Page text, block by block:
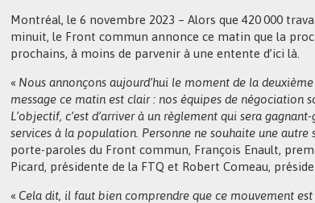
Montréal, le 6 novembre 2023 – Alors que 420 000
minuit, le Front commun annonce ce matin que la
prochains, à moins de parvenir à une entente d’ici là.
« Nous annonçons aujourd’hui le moment de la
message ce matin est clair : nos équipes de négociation
L’objectif, c’est d’arriver à un règlement qui sera
services à la population. Personne ne souhaite une autre
porte-paroles du Front commun, François Enault,
Picard, présidente de la FTQ et Robert Comeau,
« Cela dit, il faut bien comprendre que ce mouvement